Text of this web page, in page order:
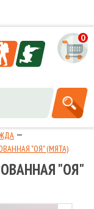
0
"ОЯ" (МЯТА)
"ОЯ"